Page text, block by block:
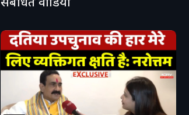
हमारी वेबसाइट को सब्सक्राइब करें : https://
https://www.instagram.com/
https://www.facebook.com/
https://twitter.com/NDTVMPCG
संबंधित वीडियो